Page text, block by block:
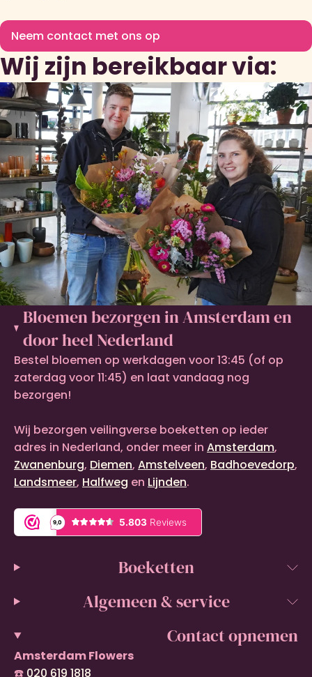
Neem contact met ons op
Wij zijn bereikbaar via:
Bloemen bezorgen in Amsterdam en
door heel Nederland
Bestel bloemen op werkdagen voor 13:45 (of op
zaterdag voor 11:45) en laat vandaag nog
bezorgen!
Wij bezorgen veilingverse boeketten op ieder
adres in Nederland, onder meer in Amsterdam,
Zwanenburg, Diemen, Amstelveen, Badhoevedorp,
Landsmeer, Halfweg en Lijnden.
Boeketten
Algemeen & service
Contact opnemen
Amsterdam Flowers
☎️ 020 619 1818